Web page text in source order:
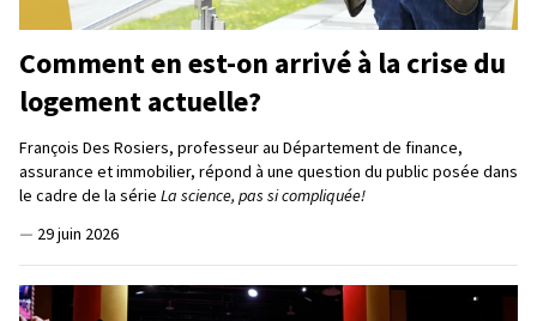
Comment en est-on arrivé à la crise du
logement actuelle?
François Des Rosiers, professeur au Département de finance,
assurance et immobilier, répond à une question du public posée dans
le cadre de la série La science, pas si compliquée!
— 29 juin 2026